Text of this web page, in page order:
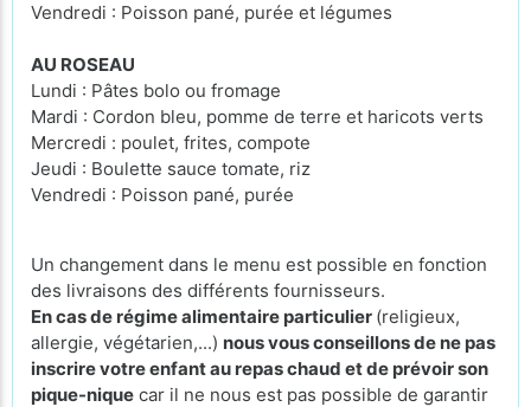
Vendredi : Poisson pané, purée et légumes
AU ROSEAU
Lundi : Pâtes bolo ou fromage
Mardi : Cordon bleu, pomme de terre et haricots verts
Mercredi : poulet, frites, compote
Jeudi : Boulette sauce tomate, riz
Vendredi : Poisson pané, purée
Un changement dans le menu est possible en fonction
des livraisons des différents fournisseurs.
En cas de régime alimentaire particulier (religieux,
allergie, végétarien,...) nous vous conseillons de ne pas
inscrire votre enfant au repas chaud et de prévoir son
pique-nique car il ne nous est pas possible de garantir